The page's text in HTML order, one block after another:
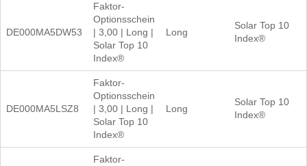
DE000MA5DW53
Faktor-
Optionsschein
| 3,00 | Long |
Solar Top 10
Index®
Long
Solar Top 10
Index®
DE000MA5LSZ8
Faktor-
Optionsschein
| 3,00 | Long |
Solar Top 10
Index®
Long
Solar Top 10
Index®
Faktor-